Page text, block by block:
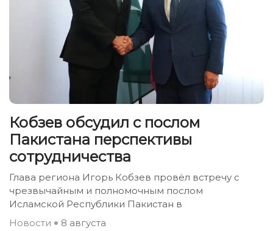
Кобзев обсудил с послом
Пакистана перспективы
сотрудничества
Глава региона Игорь Кобзев провёл встречу с
чрезвычайным и полномочным послом
Исламской Республики Пакистан в
Новости
8 августа